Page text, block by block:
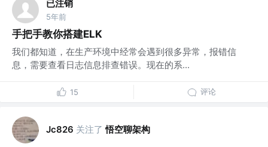
已注销
5年前
手把手教你搭建ELK
我们都知道，在生产环境中经常会遇到很多异常，报错信
息，需要查看日志信息排查错误。现在的系...
15 评论
Jc826 关注了 悟空聊架构